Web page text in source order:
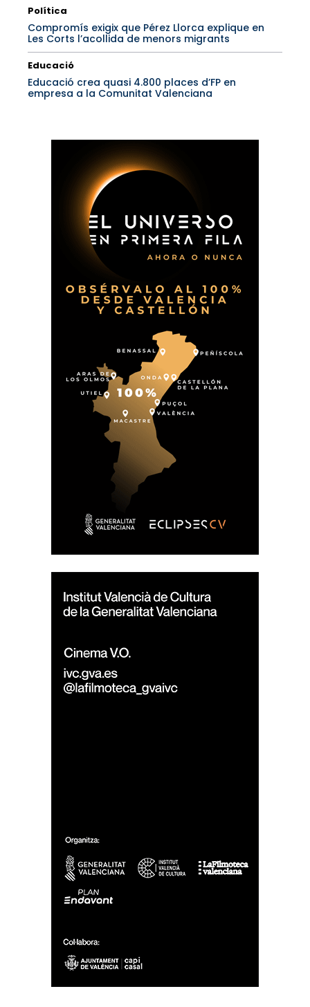
Política
Compromís exigix que Pérez Llorca explique en
Les Corts l’acollida de menors migrants
Educació
Educació crea quasi 4.800 places d’FP en
empresa a la Comunitat Valenciana